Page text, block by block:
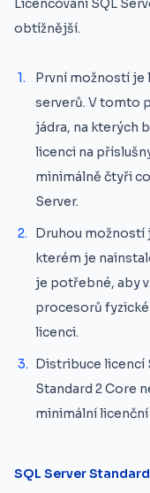
Licencování SQL
obtížnější.
První možností je
serverů. V tomto
jádra, na kterých
licenci na
minimálně čtyři
Server.
Druhou možností
kterém je
je potřebné, aby
procesorů
licenci.
Distribuce licencí
Standard 2 Core
minimální
SQL Server